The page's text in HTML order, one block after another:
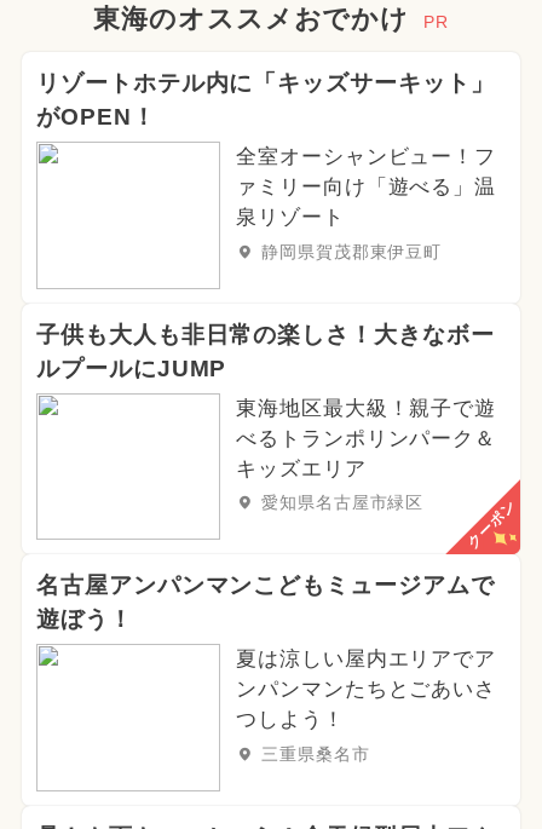
2025年4月のイベント
2026年3月のイベント
2024年3月のイベント
2025年1月のイベント
2026年2月のイベント
2024年8月のイベント
2026年5月のイベント
2026年4月のイベント クリスマス
2024年10月のイベント 冬休み
2024年4月のイベント
2024年5月のイベント
2024年9月のイベント
東海のオススメおでかけ PR
リゾートホテル内に「キッズサーキット」
がOPEN！
全室オーシャンビュー！フ
ァミリー向け「遊べる」温
泉リゾート
静岡県賀茂郡東伊豆町
子供も大人も非日常の楽しさ！大きなボー
ルプールにJUMP
東海地区最大級！親子で遊
べるトランポリンパーク＆
キッズエリア
愛知県名古屋市緑区 クーポン
名古屋アンパンマンこどもミュージアムで
遊ぼう！
夏は涼しい屋内エリアでア
ンパンマンたちとごあいさ
つしよう！
三重県桑名市